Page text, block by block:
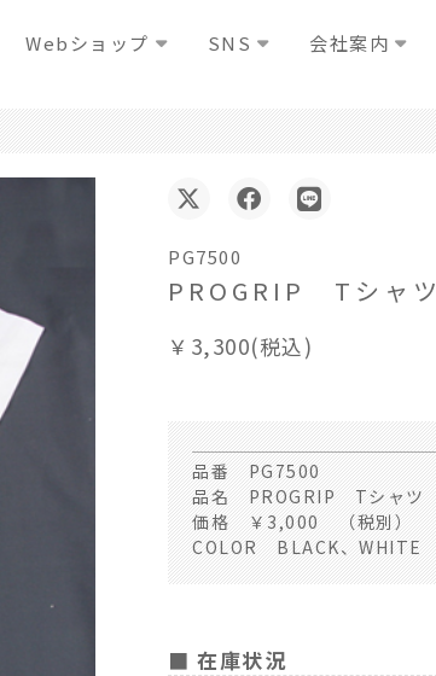
Webショップ SNS 会社案内
PG7500
PROGRIP Tシャツ
￥3,300(税込)
品番 PG7500
品名 PROGRIP Tシャツ
価格 ￥3,000 （税別）
COLOR BLACK、WHITE
■ 在庫状況